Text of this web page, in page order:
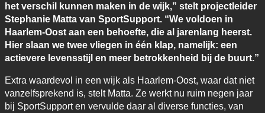
het verschil kunnen maken in de wijk,” stelt projectleider
Stephanie Matta van SportSupport. “We voldoen in
Haarlem-Oost aan een behoefte, die al jarenlang heerst.
Hier slaan we twee vliegen in één klap, namelijk: een
actievere levensstijl en meer betrokkenheid bij de buurt.”
Extra waardevol in een wijk als Haarlem-Oost, waar dat niet
vanzelfsprekend is, stelt Matta. Ze werkt nu ruim negen jaar
bij SportSupport en vervulde daar al diverse functies, van